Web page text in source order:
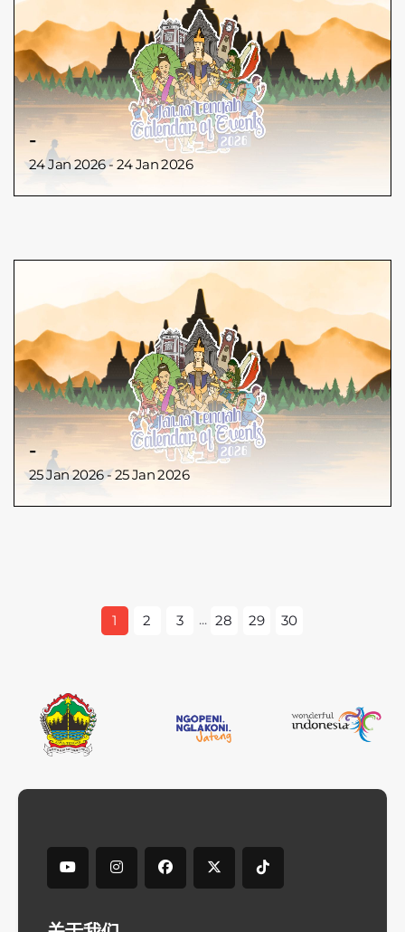
-
24 Jan 2026 - 24 Jan 2026
-
25 Jan 2026 - 25 Jan 2026
1 2 3 ... 28 29 30